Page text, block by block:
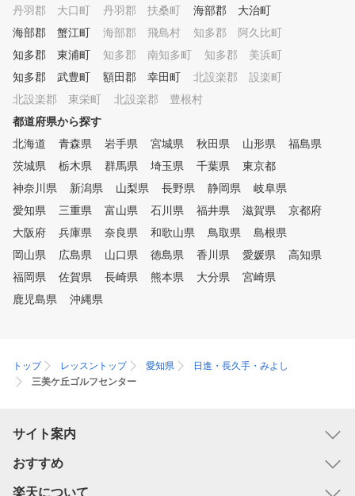
丹羽郡 大口町
丹羽郡 扶桑町
海部郡 大治町
海部郡 蟹江町
海部郡 飛島村
知多郡 阿久比町
知多郡 東浦町
知多郡 南知多町
知多郡 美浜町
知多郡 武豊町
額田郡 幸田町
北設楽郡 設楽町
北設楽郡 東栄町
北設楽郡 豊根村
都道府県から探す
北海道
青森県 岩手県 宮城県 秋田県 山形県
福島県
茨城県
栃木県 群馬県 埼玉県 千葉県
東京都
神奈川県
新潟県 山梨県 長野県 静岡県
岐阜県
愛知県
三重県 富山県 石川県 福井県 滋賀県
京都府
大阪府
兵庫県 奈良県 和歌山県 鳥取県
島根県
岡山県
広島県 山口県 徳島県 香川県 愛媛県
高知県
福岡県
佐賀県 長崎県 熊本県 大分県
宮崎県
鹿児島県
沖縄県
トップ レッスントップ 愛知県
日進・長久手・みよし
三美ケ丘ゴルフセンター
サイト案内
おすすめ
楽天について